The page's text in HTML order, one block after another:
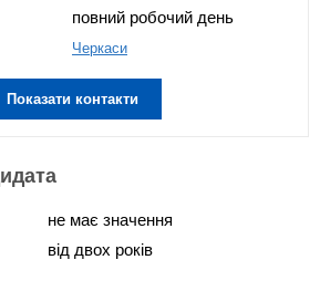
повний робочий день
Черкаси
Показати контакти
не має значення
від двох років